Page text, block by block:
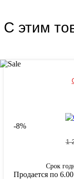
С этим
-8%
1
Срок
Продается по